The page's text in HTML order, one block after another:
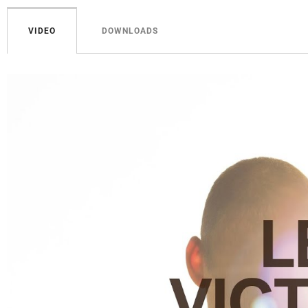
VIDEO DOWNLOADS